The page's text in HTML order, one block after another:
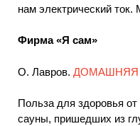
нам электрический
Фирма «Я сам»
О. Лавров. ДОМАШНЯЯ
Польза для здоровья
сауны, пришедших из